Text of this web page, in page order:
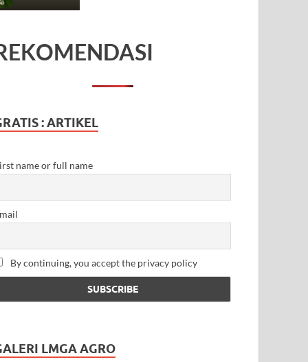
: ARTIKEL
name or full name
By continuing, you accept the privacy policy
LMGA AGRO